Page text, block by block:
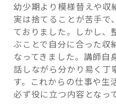
幼少期より模様替えや収
実は捨てることが苦手で
ておりました。しかし、
ぶことで自分に合った収
なってきました。講師自
話しながら分かり易く丁
す。これからの仕事や生
必ず役に立つ内容となっ